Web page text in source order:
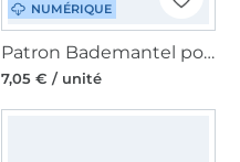
NUMÉRIQUE
Patron Bademantel pour chien pdf Towelie The DogWorkShop, en allemand
7,05 € / unité